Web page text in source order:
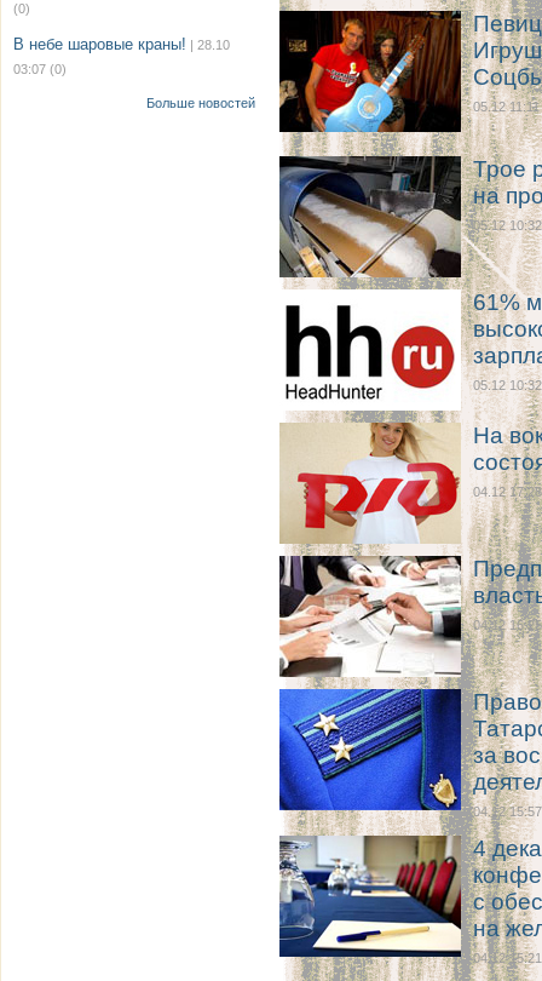
(0)
В небе шаровые краны! | 28.10
03:07 (0)
Больше новостей 05.12 11:11
Трое
на
05.12 10:32
61%
05.12 10:32
На
04.12 17:28
04.12 16:25
за
04.12 15:57
4
с
на
04.12 15:21